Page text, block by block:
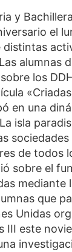
y
el
distintas
alumnas
los
en una
isla
de todos
sobre el
mediante
que
Unidas
III este